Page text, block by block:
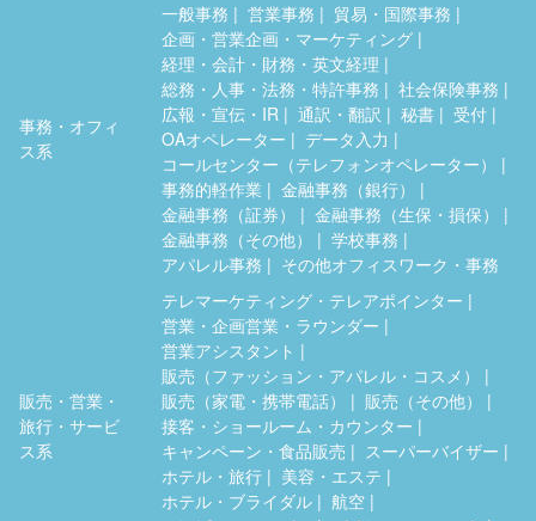
事務・オフィ
ス系
一般事務 営業事務
貿易・国際事務
企画・営業企画・マーケティング
経理・会計・財務・英文経理
総務・人事・法務・特許事務
社会保険事務
広報・宣伝・IR
通訳・翻訳 秘書
受付
OAオペレーター
データ入力
コールセンター（テレフォンオペレーター）
事務的軽作業
金融事務（銀行）
金融事務（証券）
金融事務（生保・損保）
金融事務（その他）
学校事務
アパレル事務
その他オフィスワーク・事務
販売・営業・
旅行・サービ
ス系
テレマーケティング・テレアポインター
営業・企画営業・ラウンダー
営業アシスタント
販売（ファッション・アパレル・コスメ）
販売（家電・携帯電話）
販売（その他）
接客・ショールーム・カウンター
キャンペーン・食品販売
スーパーバイザー
ホテル・旅行
美容・エステ
ホテル・ブライダル
航空